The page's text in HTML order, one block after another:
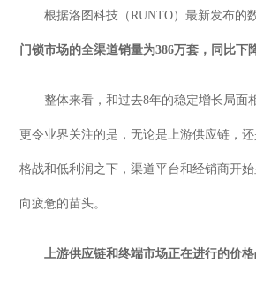
根据洛图科技（RUNTO）最新发布的
门锁市场的全渠道销量为386万套，同比下
整体来看，和过去8年的稳定增长局面
更令业界关注的是，无论是上游供应链，
格战和低利润之下，渠道平台和经销商开
向疲惫的苗头。
上游供应链和终端市场正在进行的价格